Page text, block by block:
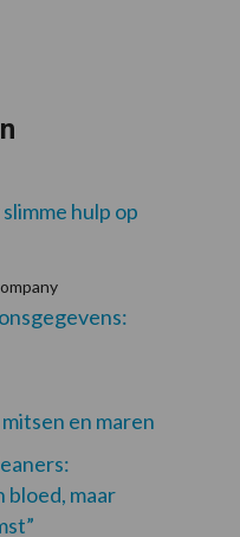
hulp op
en maren
bloed, maar